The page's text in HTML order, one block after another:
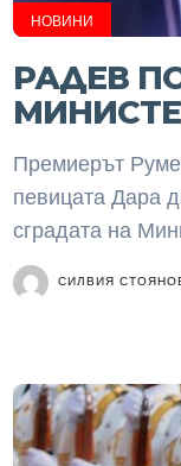
НОВИНИ
РАДЕВ
Премиерът
певицата Дара
сградата на
СИЛВИЯ